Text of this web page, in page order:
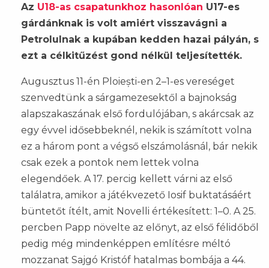
Az U18-as csapatunkhoz hasonlóan U17-es
gárdánknak is volt amiért visszavágni a
Petrolulnak a kupában kedden hazai pályán, s
ezt a célkitűzést gond nélkül teljesítették.
Augusztus 11-én Ploiești-en 2–1-es vereséget
szenvedtünk a sárgamezesektől a bajnokság
alapszakaszának első fordulójában, s akárcsak az
egy évvel idősebbeknél, nekik is számított volna
ez a három pont a végső elszámolásnál, bár nekik
csak ezek a pontok nem lettek volna
elegendőek. A 17. percig kellett várni az első
találatra, amikor a játékvezető Iosif buktatásáért
büntetőt ítélt, amit Novelli értékesített: 1–0. A 25.
percben Papp növelte az előnyt, az első félidőből
pedig még mindenképpen említésre méltó
mozzanat Sajgó Kristóf hatalmas bombája a 44.